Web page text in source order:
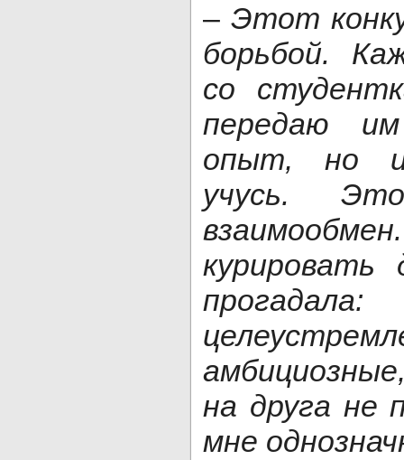
–Этот
борьбой.
со
передаю
опыт, но и
учусь.
курировать
на друга не
мне